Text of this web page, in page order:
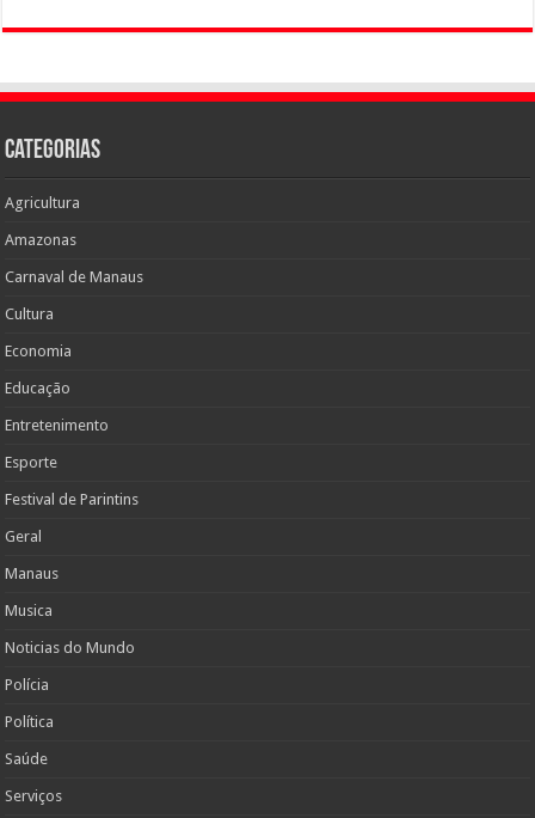
Categorias
Agricultura
Amazonas
Carnaval de Manaus
Cultura
Economia
Educação
Entretenimento
Esporte
Festival de Parintins
Geral
Manaus
Musica
Noticias do Mundo
Polícia
Política
Saúde
Serviços